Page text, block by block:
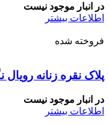
در انبار موجود نیست
اطلاعات بیشتر
فروخته شده
پلاک نقره زنانه رویال
در انبار موجود نیست
اطلاعات بیشتر